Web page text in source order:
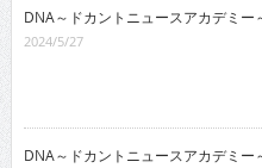
DNA～ドカントニュースアカデミー
2024/5/27
DNA～ドカントニュースアカデミー